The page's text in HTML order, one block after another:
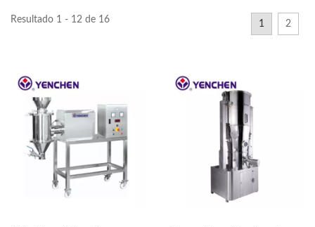
Resultado 1 - 12 de 16 1 2